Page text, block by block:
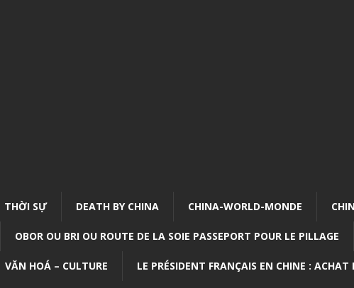
THỜI SỰ DEATH BY CHINA CHINA-WORLD-MONDE
OBOR OU BRI OU ROUTE DE LA SOIE PASSEPORT POUR LE PILLAGE
VĂN HOÁ – CULTURE LE PRÉSIDENT FRANÇAIS EN CHINE : ACHAT